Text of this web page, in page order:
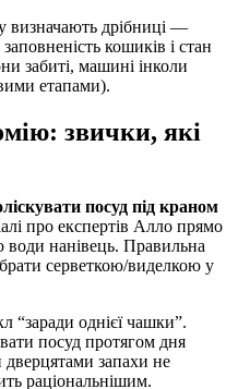
визначають дрібниці —
кошиків і стан
забиті, машині інколи
етапами).
звички, які
посуд під краном
про експертів Алло прямо
води нанівець. Правильна
серветкою/виделкою у
однієї чашки”.
посуд протягом дня
дверцятами запахи не
раціональнішим.